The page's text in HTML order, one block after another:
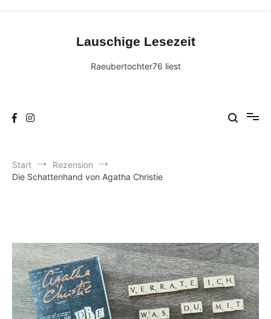
Lauschige Lesezeit
Raeubertochter76 liest
Start
Rezension
Die Schattenhand von Agatha Christie